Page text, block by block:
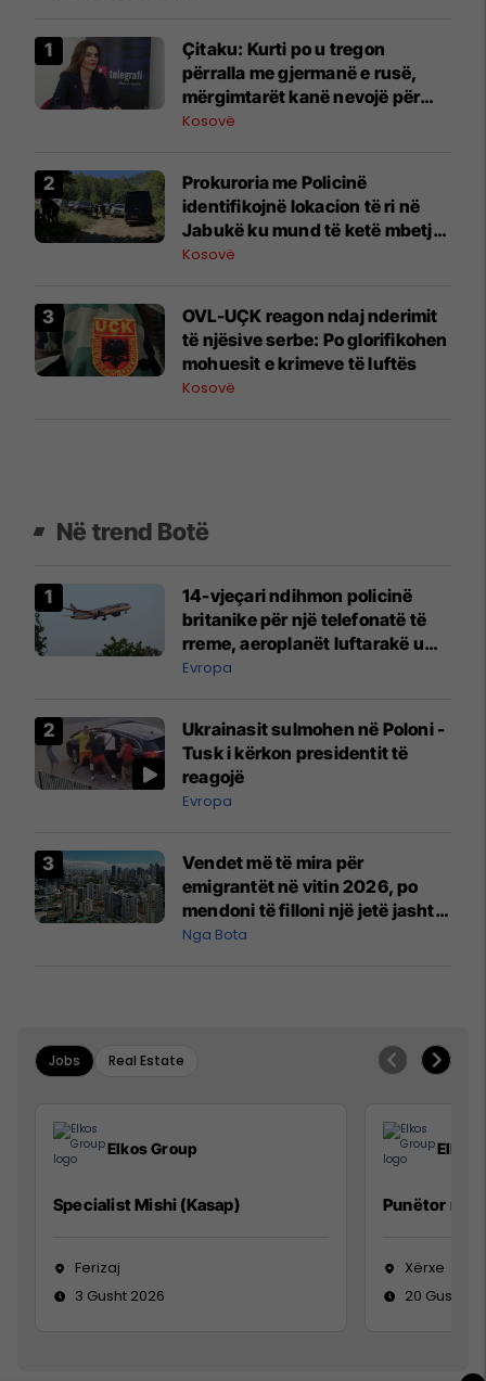
Çitaku: Kurti po u tregon
përralla me gjermanë e rusë,
mërgimtarët kanë nevojë për
shtetin, po presin me orë nëpër
Kosovë
Prokuroria me Policinë
identifikojnë lokacion të ri në
Jabukë ku mund të ketë mbetje
mortore
Kosovë
OVL-UÇK reagon ndaj nderimit
të njësive serbe: Po glorifikohen
mohuesit e krimeve të luftës
Kosovë
Në trend Botë
14-vjeçari ndihmon policinë
britanike për një telefonatë të
rreme, aeroplanët luftarakë u
ngritën në ajër për të
Mançesterit
Evropa
Ukrainasit sulmohen në Poloni -
Tusk i kërkon presidentit të
reagojë
Evropa
Vendet më të mira për
emigrantët në vitin 2026, po
mendoni të filloni një jetë jashtë
vendit?
Nga Bota
Jobs Real Estate
Elkos Group
Specialist Mishi (Kasap)
Ferizaj
3 Gusht 2026
Elkos
Punëtor në
Xërxe
20 Gusht